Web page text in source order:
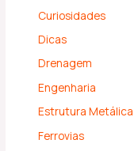
Curiosidades
Dicas
Drenagem
Engenharia
Estrutura Metálica
Ferrovias